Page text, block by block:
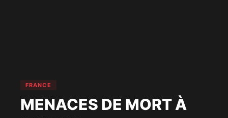
FRANCE
MENACES DE MORT À